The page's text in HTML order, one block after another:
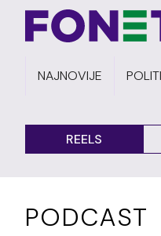
NAJNOVIJE
REELS
PODCAST